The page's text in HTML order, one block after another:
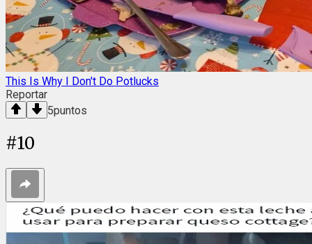
This Is Why I Don't Do Potlucks
Reportar
5puntos
#10